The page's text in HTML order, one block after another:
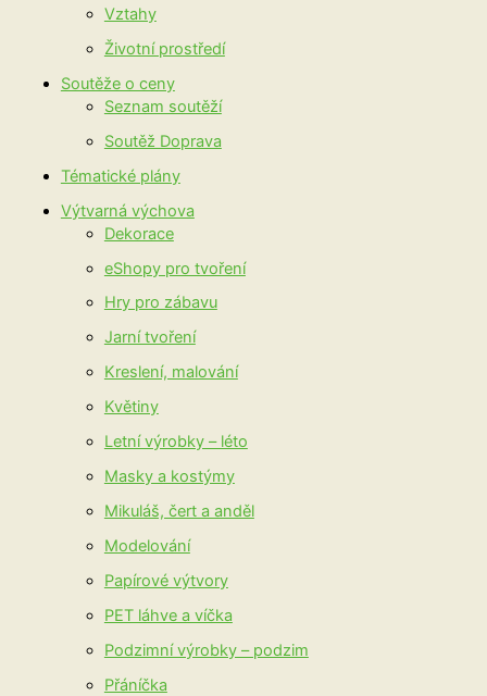
Vztahy
Životní prostředí
Soutěže o ceny
Seznam soutěží
Soutěž Doprava
Tématické plány
Výtvarná výchova
Dekorace
eShopy pro tvoření
Hry pro zábavu
Jarní tvoření
Kreslení, malování
Květiny
Letní výrobky – léto
Masky a kostýmy
Mikuláš, čert a anděl
Modelování
Papírové výtvory
PET láhve a víčka
Podzimní výrobky – podzim
Přáníčka